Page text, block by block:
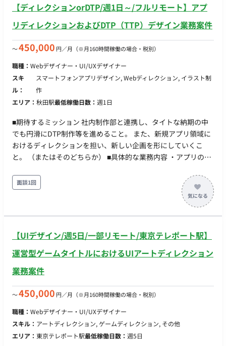
メラワークおよびタイミングの調整がメインとなります。 ■
【チーム体制】 ・デザイン部：約40名 ■ 【働き方】 ・契約形
働量：週5日 ・稼働曜日：月～金 ・稼働時間：10:00～
8:00～11:00の範囲で時差出勤可 ・働き方：一部リモート（東
京都渋谷区）※上長の許可があれば週2日まではリモート可（業
務に慣れるまではフル出社） ・交通費：支給 ・時給：2,500円
～2,800円 ※スキル・経験によって変動 ・その他：月末締め、
【ディレクションorDTP/週1日～/フルリモート】アプ
リディレクションおよびDTP（TTP）デザイン業務案件
〜450,000 円／月 （※月160時間稼働の場合・税別）
職種： Webデザイナー・UI/UXデザイナー
スキ
ル：
スマートフォンアプリデザイン, Webディレクション, イラスト制
作
エリア： 秋田駅最低稼働日数： 週1日
■期待するミッション 社内制作部と連携し、タイトな納期の中
でも円滑にDTP制作等を進めること。 また、新規アプリ領域に
おけるディレクションを担い、新しい企画を形にしていくこ
と。 （またはそのどちらか） ■具体的な業務内容 ・アプリのデ
ームページ関連の作業 ・社内制作部との連携、進行管理 ※アプ
リディレクションとDTP作業の両方をご対応いただける方がベ
ストですが、どちらか一方のみの得意領域でのご参画もご相談
可能です。 ■担当工程（業務範囲） 企画立案からディレクショ
可） ■チーム体制 社内の制作部メンバーと一緒に進めていただ
きます。 ■業務の流れ （※詳細ヒアリング必要：どのような依
ール：Illustrator, Photoshop, inDesign ■開発フェーズと予定
既存制作業務の進行、および新規アプリ企画の立ち上げフェー
ズ（アプリのデザインは完成している、） ■案件の魅力（会社
について・サービスについて） 正社員ほどのリソースは割けな
いが、スキルを活かして新規アプリの企画など裁量を持って働
きたい方にマッチする環境です。 ■リモート稼働について ・フ
面談1回
【UIデザイン/週5日/一部リモート/東京テレポート駅】
運営型ゲームタイトルにおけるUIアートディレクション
業務案件
〜450,000 円／月 （※月160時間稼働の場合・税別）
職種： Webデザイナー・UI/UXデザイナー
スキル： アートディレクション, ゲームディレクション, その他
エリア： 東京テレポート駅最低稼働日数： 週5日